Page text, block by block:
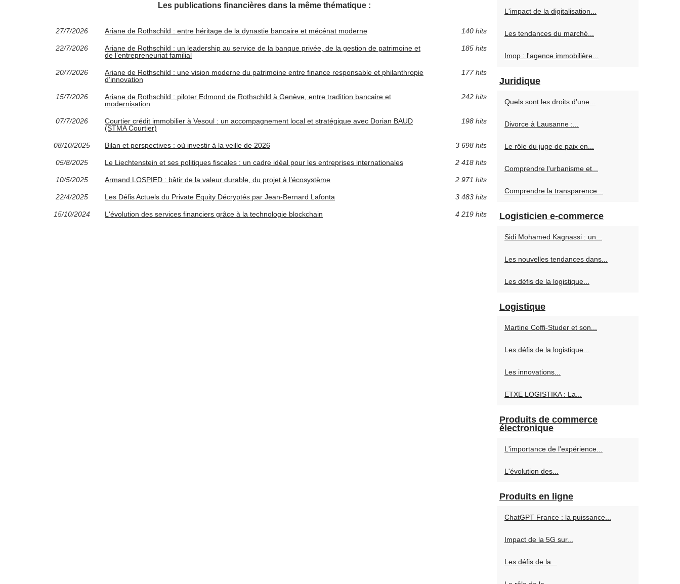
Les publications financières dans la même thématique :
27/7/2026 Ariane de Rothschild : entre héritage de la dynastie bancaire et mécénat moderne 140 hits
22/7/2026
Ariane de Rothschild : un leadership au service de la banque privée, de la gestion de patrimoine et
de l’entrepreneuriat familial
185 hits
20/7/2026
Ariane de Rothschild : une vision moderne du patrimoine entre finance responsable et philanthropie
d’innovation
177 hits
15/7/2026
Ariane de Rothschild : piloter Edmond de Rothschild à Genève, entre tradition bancaire et
modernisation
242 hits
07/7/2026
Courtier crédit immobilier à Vesoul : un accompagnement local et stratégique avec Dorian BAUD
(STMA Courtier)
198 hits
08/10/2025 Bilan et perspectives : où investir à la veille de 2026 3 698 hits
05/8/2025 Le Liechtenstein et ses politiques fiscales : un cadre idéal pour les entreprises internationales 2 418 hits
10/5/2025 Armand LOSPIED : bâtir de la valeur durable, du projet à l’écosystème 2 971 hits
22/4/2025 Les Défis Actuels du Private Equity Décryptés par Jean-Bernard Lafonta 3 483 hits
15/10/2024 L'évolution des services financiers grâce à la technologie blockchain 4 219 hits
L'impact de la digitalisation...
Les tendances du marché...
Imop : l'agence immobilière...
Juridique
Quels sont les droits d’une...
Divorce à Lausanne :...
Le rôle du juge de paix en...
Comprendre l'urbanisme et...
Comprendre la transparence...
Logisticien e-commerce
Sidi Mohamed Kagnassi : un...
Les nouvelles tendances dans...
Les défis de la logistique...
Logistique
Martine Coffi-Studer et son...
Les défis de la logistique...
Les innovations...
ETXE LOGISTIKA : La...
Produits de commerce
électronique
L'importance de l'expérience...
L'évolution des...
Produits en ligne
ChatGPT France : la puissance...
Impact de la 5G sur...
Les défis de la...